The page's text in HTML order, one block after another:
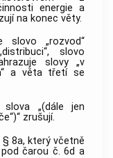
energie a
na konec věty.
„rozvod“
slovo
slovy „v
a věta třetí se
„(dále jen
zrušují.
8a, který včetně
čarou č. 6d a